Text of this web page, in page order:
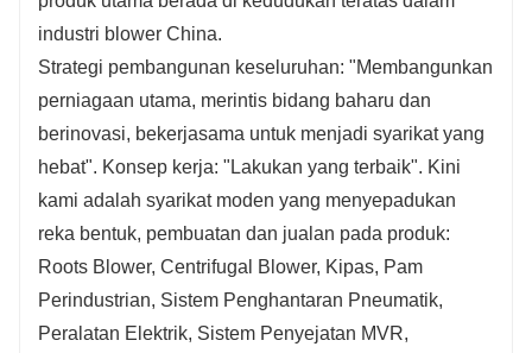
industri blower China.
Strategi pembangunan keseluruhan: "Membangunkan
perniagaan utama, merintis bidang baharu dan
berinovasi, bekerjasama untuk menjadi syarikat yang
hebat". Konsep kerja: "Lakukan yang terbaik". Kini
kami adalah syarikat moden yang menyepadukan
reka bentuk, pembuatan dan jualan pada produk:
Roots Blower, Centrifugal Blower, Kipas, Pam
Perindustrian, Sistem Penghantaran Pneumatik,
Peralatan Elektrik, Sistem Penyejatan MVR,